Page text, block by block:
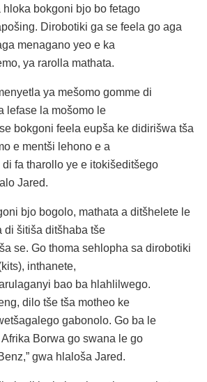
hloka bokgoni bjo bo fetago
Dirobotiki ga se feela go aga
menagano yeo e ka
ya rarolla mathata.
ya mešomo gomme di
lefase la mošomo le
bokgoni feela eupša ke didirišwa tša
e mentši lehono e a
fa tharollo ye e itokišeditšego
Jared.
bjo bogolo, mathata a ditšhelete le
di šitiša ditšhaba tše
se. Go thoma sehlopha sa dirobotiki
inthanete,
bao ba hlahlilwego.
dilo tše tša motheo ke
gabonolo. Go ba le
Borwa go swana le go
gwa hlaloša Jared.